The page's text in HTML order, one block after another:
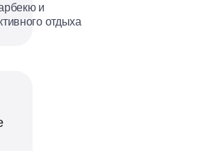
и
отдыха